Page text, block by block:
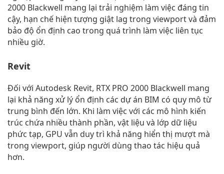
2000 Blackwell mang lại trải nghiệm làm việc đáng tin
cậy, hạn chế hiện tượng giật lag trong viewport và đảm
bảo độ ổn định cao trong quá trình làm việc liên tục
nhiều giờ.
Revit
Đối với Autodesk Revit, RTX PRO 2000 Blackwell mang
lại khả năng xử lý ổn định các dự án BIM có quy mô từ
trung bình đến lớn. Khi làm việc với các mô hình kiến
trúc chứa nhiều thành phần, vật liệu và lớp dữ liệu
phức tạp, GPU vẫn duy trì khả năng hiển thị mượt mà
trong viewport, giúp người dùng thao tác hiệu quả
hơn.